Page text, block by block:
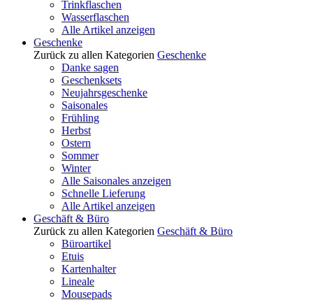
Trinkflaschen
Wasserflaschen
Alle Artikel anzeigen
Geschenke
Zurück zu allen Kategorien Geschenke
Danke sagen
Geschenksets
Neujahrsgeschenke
Saisonales
Frühling
Herbst
Ostern
Sommer
Winter
Alle Saisonales anzeigen
Schnelle Lieferung
Alle Artikel anzeigen
Geschäft & Büro
Zurück zu allen Kategorien Geschäft & Büro
Büroartikel
Etuis
Kartenhalter
Lineale
Mousepads